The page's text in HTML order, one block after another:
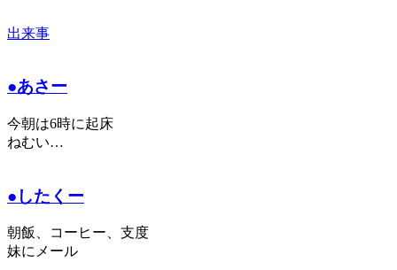
出来事
●あさー
今朝は6時に起床
ねむい…
●したくー
朝飯、コーヒー、支度
妹にメール